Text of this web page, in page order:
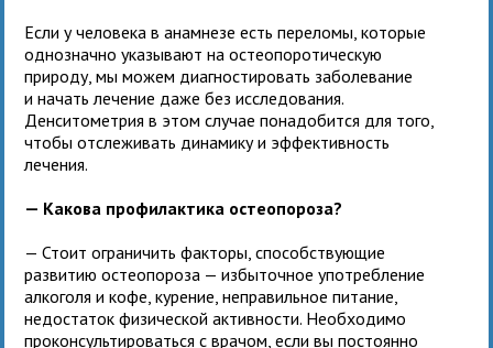
Если у человека в анамнезе есть переломы, которые
однозначно указывают на остеопоротическую
природу, мы можем диагностировать заболевание
и начать лечение даже без исследования.
Денситометрия в этом случае понадобится для того,
чтобы отслеживать динамику и эффективность
лечения.
— Какова профилактика остеопороза?
— Стоит ограничить факторы, способствующие
развитию остеопороза — избыточное употребление
алкоголя и кофе, курение, неправильное питание,
недостаток физической активности. Необходимо
проконсультироваться с врачом, если вы постоянно